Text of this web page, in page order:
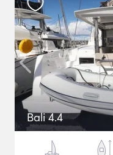
Bali 4.4